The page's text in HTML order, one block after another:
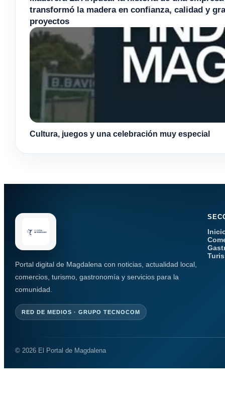
transformó la madera en confianza, calidad y
proyectos
Cultura, juegos y una celebración muy especial
Portal digital de Magdalena con noticias, actualidad local,
comercios, turismo, gastronomía y servicios para la
comunidad.
RED DE MEDIOS · GRUPO TECNOCOM
© 2026 El Portal de Magdalena